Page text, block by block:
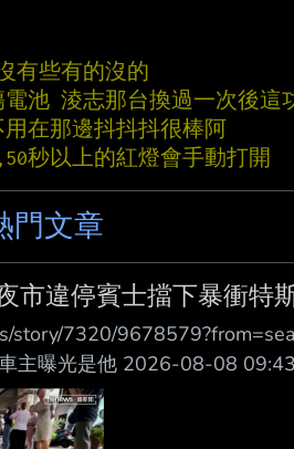
有些有的沒的
池 淩志那台換過一次後這
在那邊抖抖抖很棒阿
秒以上的紅燈會手動打開
門文章
市違停賓士擋下暴衝特
story/7320/
主曝光是他 2026-08-08
特斯拉在高雄市光華夜市附
，釀3傷及600戶停電；其中